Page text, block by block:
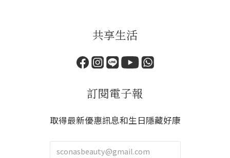
共享生活
訂閱電子報
取得最新優惠訊息和生日隱藏好康